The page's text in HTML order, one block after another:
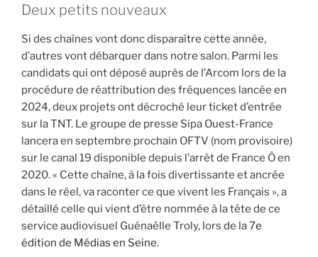
Deux petits nouveaux
Si des chaînes vont donc disparaître cette année,
d’autres vont débarquer dans notre salon. Parmi les
candidats qui ont déposé auprès de l’Arcom lors de la
procédure de réattribution des fréquences lancée en
2024, deux projets ont décroché leur ticket d’entrée
sur la TNT. Le groupe de presse Sipa Ouest-France
lancera en septembre prochain OFTV (nom provisoire)
sur le canal 19 disponible depuis l’arrêt de France Ô en
2020. « Cette chaîne, à la fois divertissante et ancrée
dans le réel, va raconter ce que vivent les Français », a
détaillé celle qui vient d’être nommée à la tête de ce
service audiovisuel Guénaëlle Troly, lors de la7e
édition de Médias en Seine.